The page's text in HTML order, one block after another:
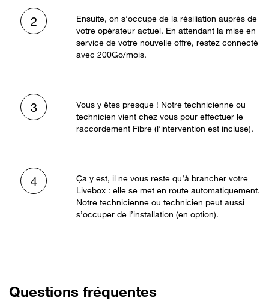
2
Ensuite, on s’occupe de la résiliation auprès de
votre opérateur actuel. En attendant la mise en
service de votre nouvelle offre, restez connecté
avec 200Go/mois.
3
Vous y êtes presque ! Notre technicienne ou
technicien vient chez vous pour effectuer le
raccordement Fibre (l’intervention est incluse).
4
Ça y est, il ne vous reste qu’à brancher votre
Livebox : elle se met en route automatiquement.
Notre technicienne ou technicien peut aussi
s’occuper de l’installation (en option).
Questions fréquentes